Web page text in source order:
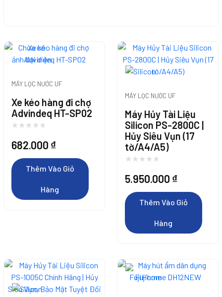
Chưa có
ảnh đại diện
MÁY LỌC NƯỚC UF
Xe kéo hàng đi chợ
Advindeq HT-SP02
682.000 ₫
Thêm Vào Giỏ
Hàng
MÁY LỌC NƯỚC UF
Máy Hủy Tài Liệu
Silicon PS-2800C |
Hủy Siêu Vụn (17
tờ/A4/A5)
5.950.000 ₫
Thêm Vào Giỏ
Hàng